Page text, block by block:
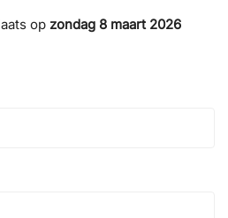
op zondag 8 maart 2026